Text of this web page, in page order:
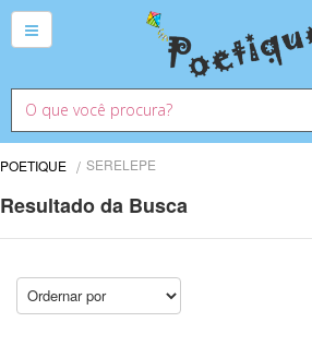
POETIQUE SERELEPE
Resultado da Busca